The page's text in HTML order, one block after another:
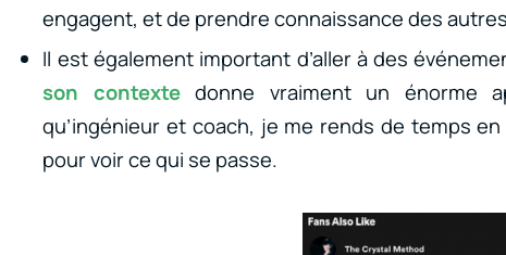
engagent, et de prendre connaissance des
Il est également important d’aller à des
son contextedonne vraiment un énorme
qu’ingénieur et coach, je me rends de temps
pour voir ce qui se passe.